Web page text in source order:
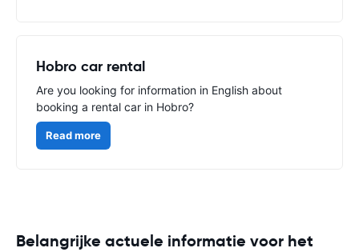
Hobro car rental
Are you looking for information in English about
booking a rental car in Hobro?
Read more
Belangrijke actuele informatie voor het